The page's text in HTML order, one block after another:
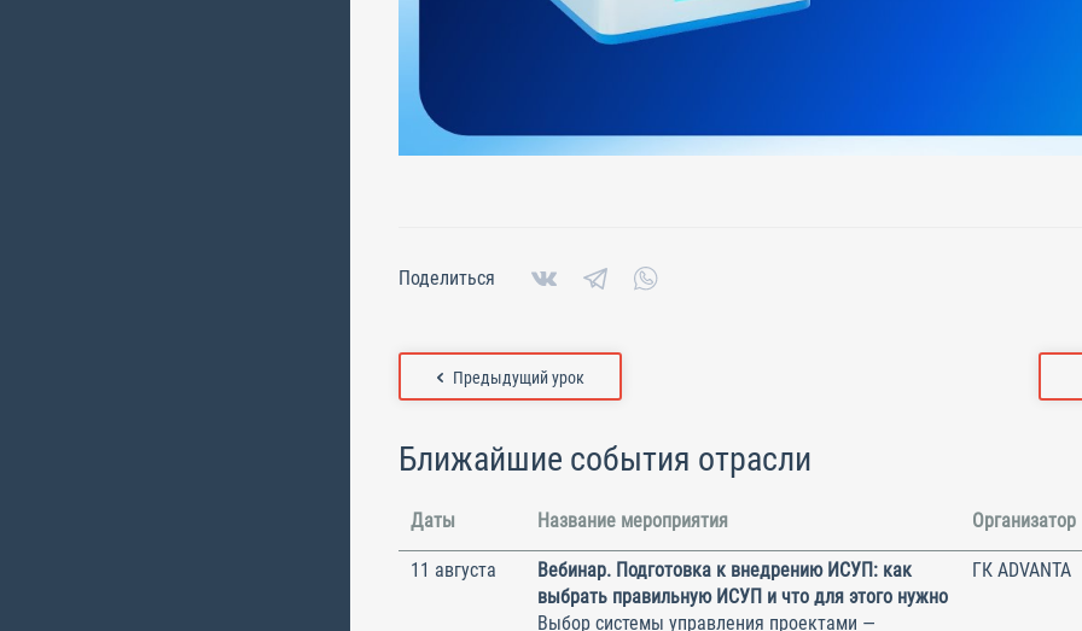
Поделиться
Предыдущий урок
Ближайшие события отрасли
Даты Название мероприятия Организатор
11 августа
Вебинар. Подготовка к внедрению ИСУП: как
выбрать правильную ИСУП и что для этого нужно
Выбор системы управления проектами —
ГК ADVANTA